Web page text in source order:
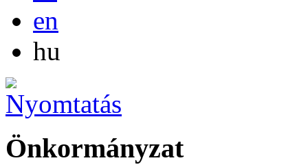
en
hu
Önkormányzat